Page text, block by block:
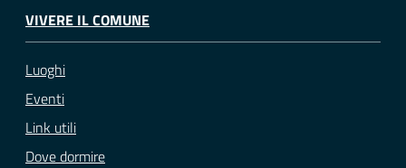
VIVERE IL COMUNE
Luoghi
Eventi
Link utili
Dove dormire